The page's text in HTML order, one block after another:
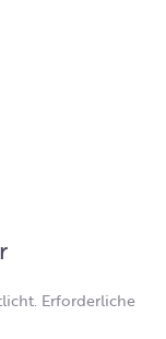
Erforderliche